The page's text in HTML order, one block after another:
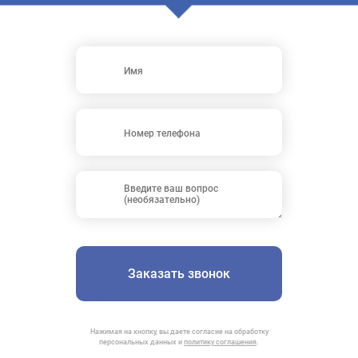
Заказать звонок
Нажимая на кнопку, вы даете согласие на обработку
персональных данных и политику соглашения.